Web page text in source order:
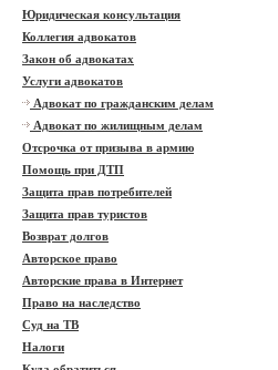
Юридическая консультация
Коллегия адвокатов
Закон об адвокатах
Услуги адвокатов
Адвокат по гражданским делам
Адвокат по жилищным делам
Отсрочка от призыва в армию
Помощь при ДТП
Защита прав потребителей
Защита прав туристов
Возврат долгов
Авторское право
Авторские права в Интернет
Право на наследство
Суд на ТВ
Налоги